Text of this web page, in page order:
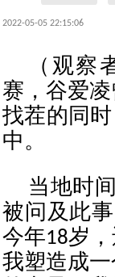
2022-05-05 22:15:06
（观察
赛，谷爱
找茬的同
中。
当地时
被问及此
今年18岁
我塑造成